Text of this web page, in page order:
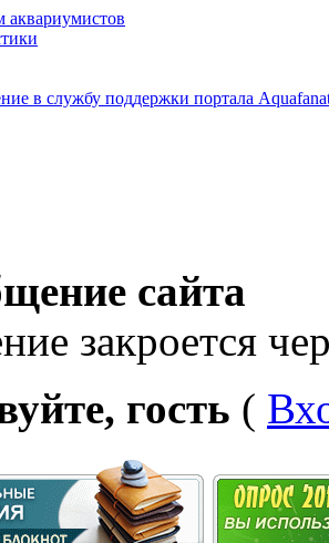
сайта
закроется
гость (